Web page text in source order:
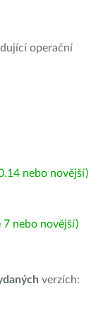
operační
nebo novější)
7 nebo novější)
verzích: